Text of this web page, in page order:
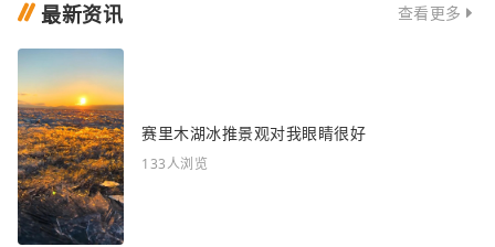
最新资讯 查看更多
赛里木湖冰推景观对我眼睛很好
133人浏览